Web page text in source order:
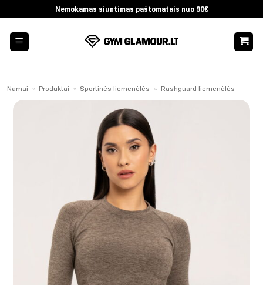
to
content
Nemokamas siuntimas paštomatais nuo 90€
Namai » Produktai » Sportinės liemenėlės » Rashguard liemenėlės